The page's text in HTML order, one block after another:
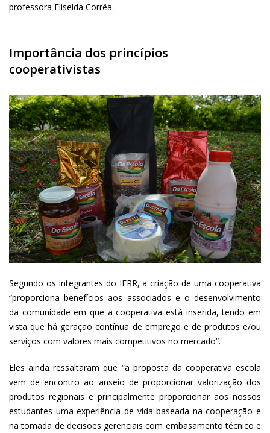
professora Eliselda Corrêa.
Importância dos princípios
cooperativistas
Segundo os integrantes do IFRR, a criação de uma cooperativa
“proporciona benefícios aos associados e o desenvolvimento
da comunidade em que a cooperativa está inserida, tendo em
vista que há geração contínua de emprego e de produtos e/ou
serviços com valores mais competitivos no mercado”.
Eles ainda ressaltaram que “a proposta da cooperativa escola
vem de encontro ao anseio de proporcionar valorização dos
produtos regionais e principalmente proporcionar aos nossos
estudantes uma experiência de vida baseada na cooperação e
na tomada de decisões gerenciais com embasamento técnico e